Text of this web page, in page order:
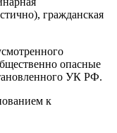
гражданская
опасные
УК РФ.
к